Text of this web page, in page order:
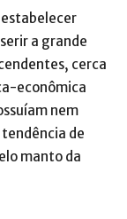
estabelecer
a grande
cerca
econômica
nem
tendência de
manto da